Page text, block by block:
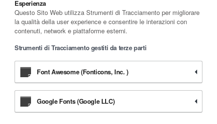
Esperienza
Questo Sito Web utilizza Strumenti di Tracciamento per migliorare
la qualità della user experience e consentire le interazioni con
contenuti, network e piattaforme esterni.
Strumenti di Tracciamento gestiti da terze parti
Font Awesome (Fonticons, Inc. )
Google Fonts (Google LLC)